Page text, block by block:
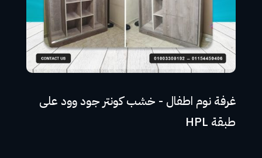
غرفة نوم اطفال - خشب كونتر جود وود على
طبقة HPL